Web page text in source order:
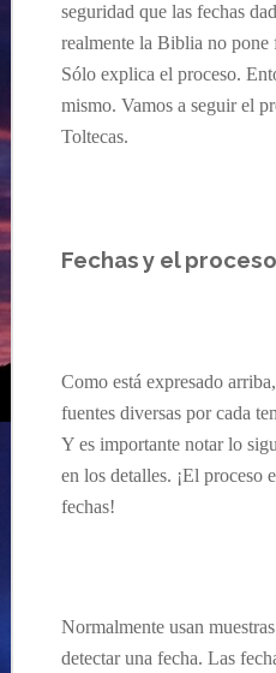
seguridad que las fechas
realmente la Biblia no pone
Sólo explica el proceso.
mismo. Vamos a seguir el
Toltecas.
Fechas y el proceso
Como está expresado
fuentes diversas por cada
Y es importante notar lo
en los detalles. ¡El proceso
fechas!
Normalmente usan
detectar una fecha. Las